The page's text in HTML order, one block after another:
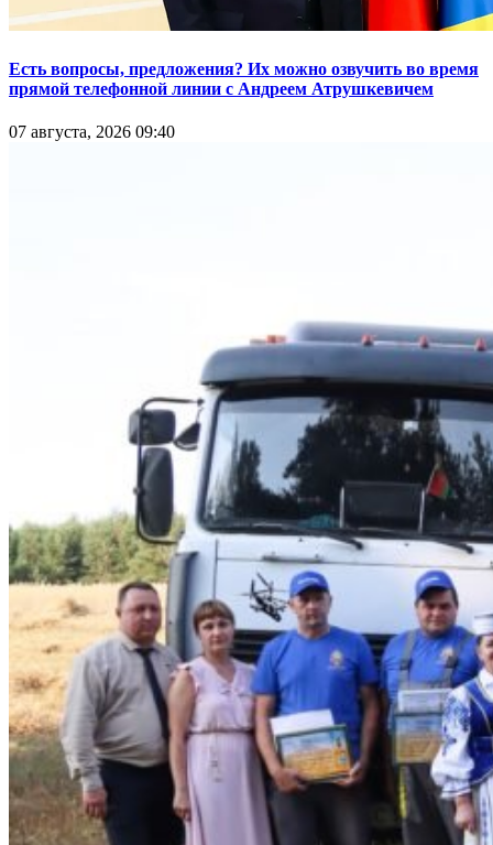
Есть вопросы, предложения? Их можно озвучить во время
прямой телефонной линии с Андреем Атрушкевичем
07 августа, 2026 09:40